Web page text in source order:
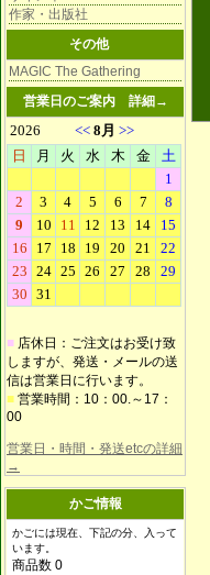
作家・出版社
その他
MAGIC The Gathering
営業日のご案内 詳細→
■ 店休日：ご注文はお受け致
しますが、発送・メールの送
信は営業日に行います。
■ 営業時間：10：00.～17：
00
営業日・時間・発送etcの詳細
→
かご情報
かごには現在、下記の分、入って
います。
商品数 0